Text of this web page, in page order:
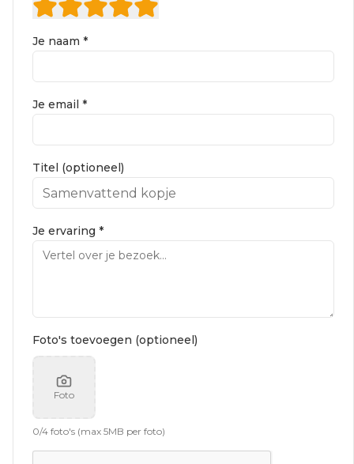
Je naam *
Je email *
Titel (optioneel)
Je ervaring *
Foto's toevoegen (optioneel)
Foto
0/4 foto's (max 5MB per foto)